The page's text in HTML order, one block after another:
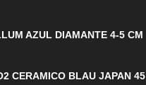
AZUL DIAMANTE 4-5 CM
CERAMICO BLAU JAPAN 45